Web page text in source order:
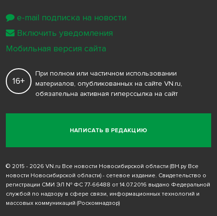
НАПИСАТЬ В РЕДАКЦИЮ
16+
При полном или частичном использовании
материалов, опубликованных на сайте VN.ru,
обязательна активная гиперссылка на сайт
© 2015 - 2026 VN.ru Все новости Новосибирской области (ВН.ру Все
новости Новосибирской области) - сетевое издание. Свидетельство о
регистрации СМИ ЭЛ № ФС 77-66488 от 14.07.2016 выдано Федеральной
службой по надзору в сфере связи, информационных технологий и
массовых коммуникаций (Роскомнадзор)
e-mail подписка на новости
Включить уведомления
Мобильная версия сайта